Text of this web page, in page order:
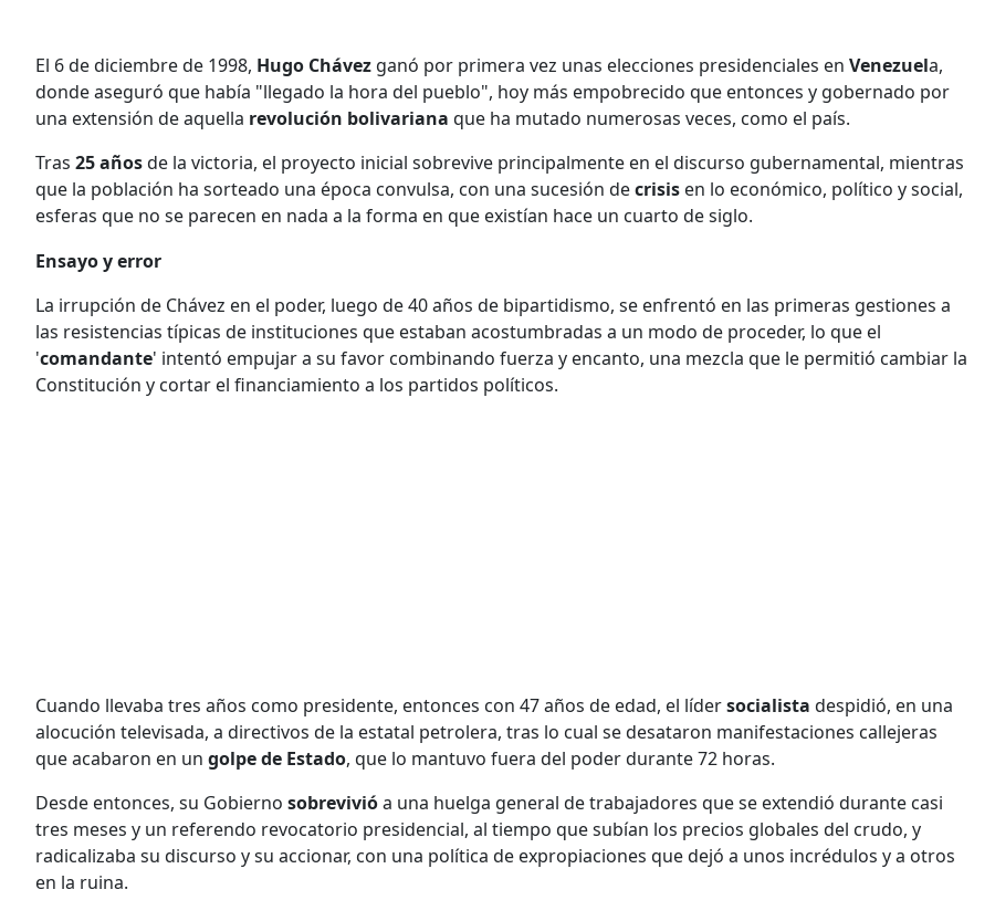
El 6 de diciembre de 1998, Hugo Chávez ganó por primera vez unas elecciones presidenciales en Venezuela,
donde aseguró que había "llegado la hora del pueblo", hoy más empobrecido que entonces y gobernado por
una extensión de aquella revolución bolivariana que ha mutado numerosas veces, como el país.
Tras 25 añosde la victoria, el proyecto inicial sobrevive principalmente en el discurso gubernamental, mientras
que la población ha sorteado una época convulsa, con una sucesión decrisis en lo económico, político y social,
esferas que no se parecen en nada a la forma en que existían hace un cuarto de siglo.
Ensayo y error
La irrupción de Chávez en el poder, luego de 40 años de bipartidismo, se enfrentó en las primeras gestiones a
las resistencias típicas de instituciones que estaban acostumbradas a un modo de proceder, lo que el
'comandante' intentó empujar a su favor combinando fuerza y encanto, una mezcla que le permitió cambiar la
Constitución y cortar el financiamiento a los partidos políticos.
Cuando llevaba tres años como presidente, entonces con 47 años de edad, el lídersocialista despidió, en una
alocución televisada, a directivos de la estatal petrolera, tras lo cual se desataron manifestaciones callejeras
que acabaron en un golpe de Estado, que lo mantuvo fuera del poder durante 72 horas.
Desde entonces, su Gobierno sobrevivióa una huelga general de trabajadores que se extendió durante casi
tres meses y un referendo revocatorio presidencial, al tiempo que subían los precios globales del crudo, y
radicalizaba su discurso y su accionar, con una política de expropiaciones que dejó a unos incrédulos y a otros
en la ruina.